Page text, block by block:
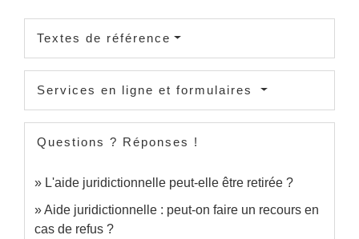
Textes de référence
Services en ligne et formulaires
Questions ? Réponses !
L'aide juridictionnelle peut-elle être retirée ?
Aide juridictionnelle : peut-on faire un recours en
cas de refus ?